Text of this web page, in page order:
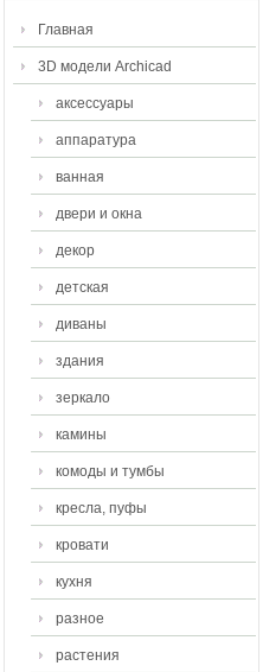
Главная
3D модели Archicad
аксессуары
аппаратура
ванная
двери и окна
декор
детская
диваны
здания
зеркало
камины
комоды и тумбы
кресла, пуфы
кровати
кухня
разное
растения